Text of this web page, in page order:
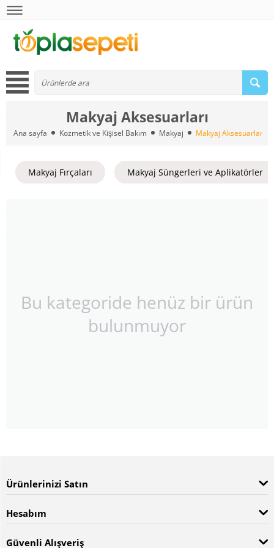
Makyaj Aksesuarları
Ana sayfa Kozmetik ve Kişisel Bakım Makyaj Makyaj Aksesuarları
Makyaj Fırçaları Makyaj Süngerleri ve Aplikatörler
Bu kategoride henüz bir ürün
bulunmuyor
Ürünlerinizi Satın
Hesabım
Güvenli Alışveriş